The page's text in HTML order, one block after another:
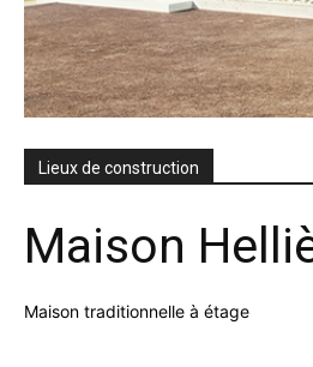
Lieux de construction
Maison
Maison traditionnelle à étage